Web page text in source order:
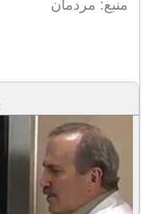
منبع: مردمان